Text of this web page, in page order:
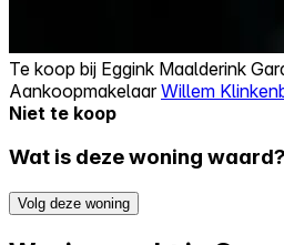
Te koop bij Eggink Maalderink
AankoopmakelaarWillem
Niet te koop
Wat is deze woning waard?
Volg deze woning